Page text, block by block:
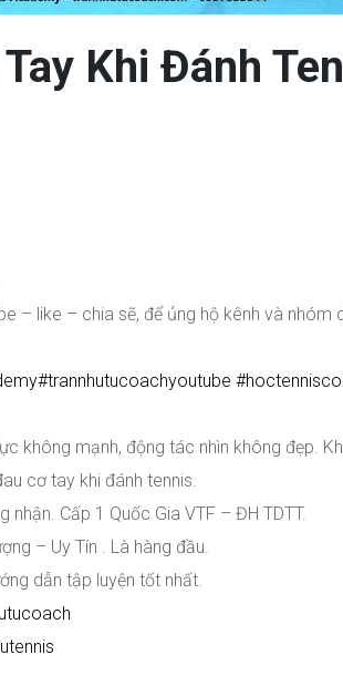
Khi Đánh
– like – chia sẽ, để ủng hộ kênh và nhóm
#trannhutucoachyoutube #
không mạnh, động tác nhìn không đẹp.
cơ tay khi đánh tennis.
nhận. Cấp 1 Quốc Gia VTF – ĐH TDTT.
– Uy Tín . Là hàng đầu.
dẫn tập luyện tốt nhất.